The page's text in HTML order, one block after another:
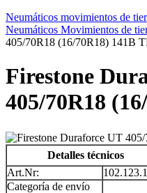
Neumáticos movimientos de
Neumáticos Movimientos de
405/70R18 (16/70R18) 141B
Firestone
405/70R18
Detalles técnicos
Art.Nr:
Categoría de envío